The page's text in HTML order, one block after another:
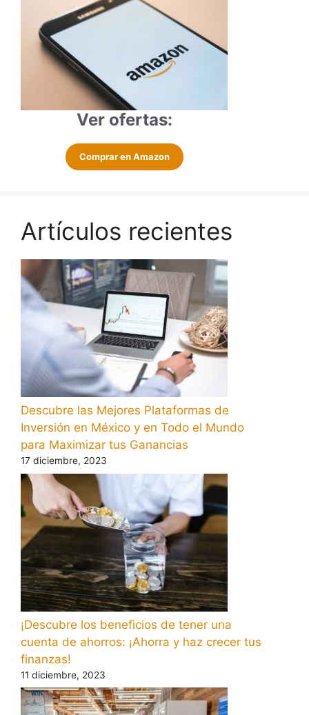
Ver ofertas:
Comprar en Amazon
Artículos recientes
Descubre las Mejores Plataformas de
Inversión en México y en Todo el Mundo
para Maximizar tus Ganancias
17 diciembre, 2023
¡Descubre los beneficios de tener una
cuenta de ahorros: ¡Ahorra y haz crecer tus
finanzas!
11 diciembre, 2023